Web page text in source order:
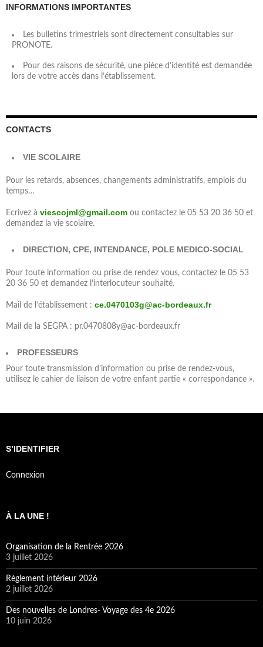
INFORMATIONS IMPORTANTES
Les bulletins trimestriels sont directement consultables sur
PRONOTE.
Pour des raisons de sécurité, une pièce d’identité est demandée
lors de votre accès dans l’établissement.
CONTACTS
VIE SCOLAIRE
Pour les retards, absences, changements administratifs, emplois du
temps…
Ecrivez à viescojml@gmail.com ou contactez le 05 53 20 36 50 et
demandez la vie scolaire.
DIRECTION, CPE, INTENDANCE, POLE MEDICO-SOCIAL
Pour toute information ou prise de rendez vous, contactez le 05 53
20 36 50 et demandez l’interlocuteur souhaité.
Mail de l’établissement : ce.0470103g@ac-bordeaux.fr
Mail de la SEGPA : pr.0470808y@ac-bordeaux.fr
PROFESSEURS
Pour toute transmission d’information ou prise de rendez-vous,
utilisez le cahier de liaison de votre enfant partie « correspondance ».
S’IDENTIFIER
Connexion
À LA UNE !
Organisation de la Rentrée 2026
3 juillet 2026
Règlement intérieur 2026
2 juillet 2026
Des nouvelles de Londres- Voyage des 4e 2026
10 juin 2026